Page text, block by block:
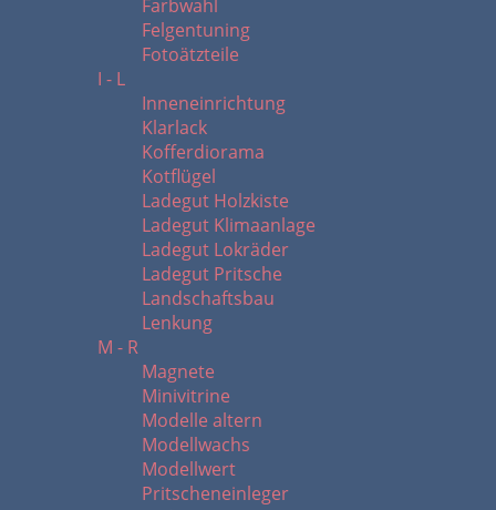
Farbwahl
Felgentuning
Fotoätzteile
I - L
Inneneinrichtung
Klarlack
Kofferdiorama
Kotflügel
Ladegut Holzkiste
Ladegut Klimaanlage
Ladegut Lokräder
Ladegut Pritsche
Landschaftsbau
Lenkung
M - R
Magnete
Minivitrine
Modelle altern
Modellwachs
Modellwert
Pritscheneinleger